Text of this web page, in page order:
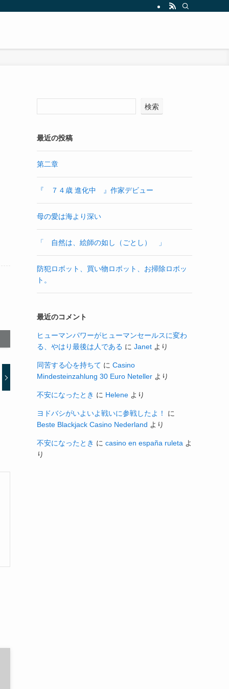
検索
最近の投稿
第二章
『 ７４歳 進化中 』作家デビュー
母の愛は海より深い
「 自然は、絵師の如し（ごとし） 」
防犯ロボット、買い物ロボット、お掃除ロボッ
ト。
最近のコメント
ヒューマンパワーがヒューマンセールスに変わ
る、やはり最後は人である に Janet より
同苦する心を持ちて に Casino
Mindesteinzahlung 30 Euro Neteller より
不安になったとき に Helene より
ヨドバシがいよいよ戦いに参戦したよ！
に
Beste Blackjack Casino Nederland より
不安になったとき に casino en españa ruleta よ
り